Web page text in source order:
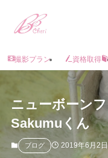
撮影プラン 資格取得
ニューボーン
Sakumuくん
ブログ 2019年6月2日